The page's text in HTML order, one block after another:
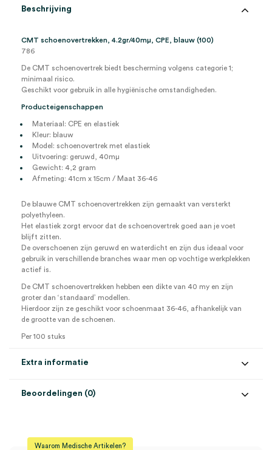
Beschrijving
CMT schoenovertrekken, 4.2gr/40mμ, CPE, blauw (100)
786
De CMT schoenovertrek biedt bescherming volgens categorie 1;
minimaal risico.
Geschikt voor gebruik in alle hygiënische omstandigheden.
Producteigenschappen
Materiaal: CPE en elastiek
Kleur: blauw
Model: schoenovertrek met elastiek
Uitvoering: geruwd, 40mμ
Gewicht: 4,2 gram
Afmeting: 41cm x 15cm / Maat 36-46
De blauwe CMT schoenovertrekken zijn gemaakt van versterkt
polyethyleen.
Het elastiek zorgt ervoor dat de schoenovertrek goed aan je voet
blijft zitten.
De overschoenen zijn geruwd en waterdicht en zijn dus ideaal voor
gebruik in verschillende branches waar men op vochtige werkplekken
actief is.
De CMT schoenovertrekken hebben een dikte van 40 my en zijn
groter dan ‘standaard’ modellen.
Hierdoor zijn ze geschikt voor schoenmaat 36-46, afhankelijk van
de grootte van de schoenen.
Per 100 stuks
Extra informatie
Materiaal CPE folio
Beoordelingen (0)
Waarom Medische Artikelen?